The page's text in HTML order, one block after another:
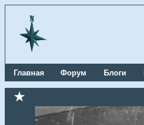
Главная Форум Блоги
★